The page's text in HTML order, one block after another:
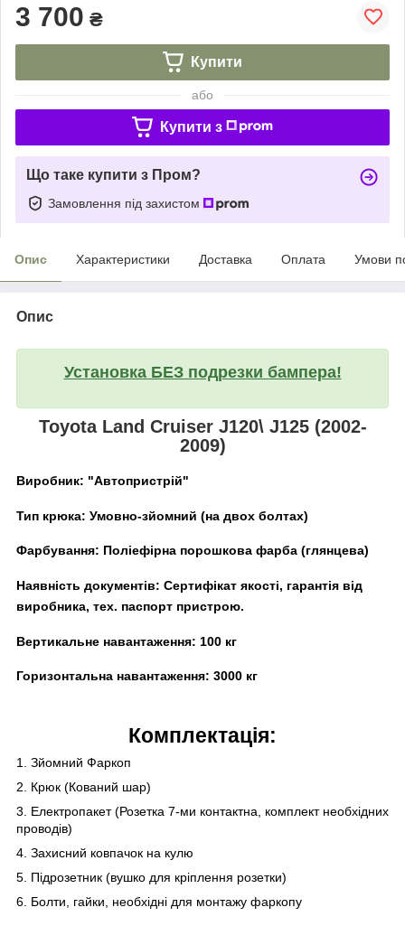
3 700 ₴
Купити
або
Купити з
Що таке купити з Пром?
Замовлення під захистом
Опис Характеристики Доставка Оплата Умови
Опис
Установка БЕЗ подрезки бампера!
Toyota Land Cruiser J120\ J125 (2002-
2009)
Виробник: "Автопристрій"
Тип крюка: Умовно-зйомний (на двох болтах)
Фарбування: Поліефірна порошкова фарба (глянцева)
Наявність документів: Сертифікат якості, гарантія від
виробника, тех. паспорт пристрою.
Вертикальне навантаження: 100 кг
Горизонтальна навантаження: 3000 кг
Комплектація:
1. Зйомний Фаркоп
2. Крюк (Кований шар)
3. Електропакет (Розетка 7-ми контактна, комплект необхідних
проводів)
4. Захисний ковпачок на кулю
5. Підрозетник (вушко для кріплення розетки)
6. Болти, гайки, необхідні для монтажу фаркопу